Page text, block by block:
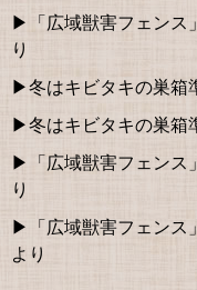
「広域獣害フェン
り
冬はキビタキの巣箱
冬はキビタキの巣箱
「広域獣害フェン
り
「広域獣害フェン
より